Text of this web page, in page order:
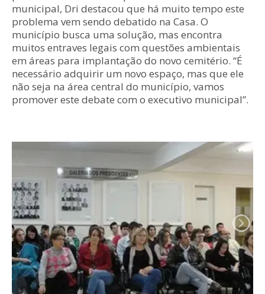
municipal, Dri destacou que há muito tempo este
problema vem sendo debatido na Casa. O
município busca uma solução, mas encontra
muitos entraves legais com questões ambientais
em áreas para implantação do novo cemitério. “É
necessário adquirir um novo espaço, mas que ele
não seja na área central do município, vamos
promover este debate com o executivo municipal”.